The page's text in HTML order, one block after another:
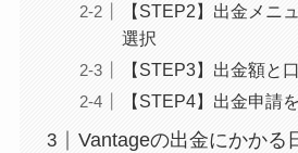
【STEP2】出金メニ
選択
【STEP3】出金額と
【STEP4】出金申請
Vantageの出金にかかる